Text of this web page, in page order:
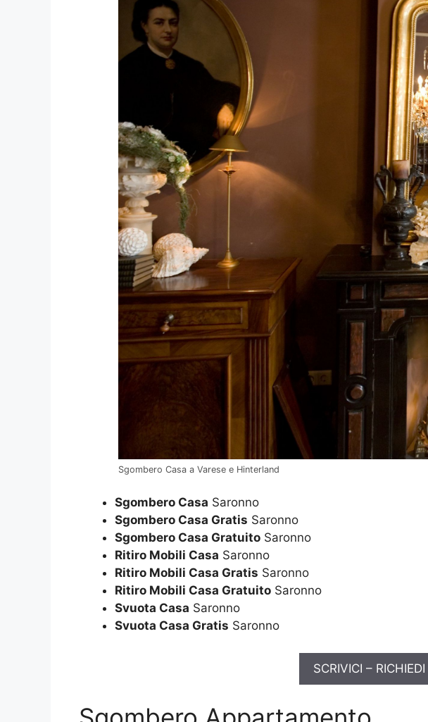
Sgombero Casa a Varese e Hinterland
Sgombero Casa Saronno
Sgombero Casa Gratis Saronno
Sgombero Casa Gratuito Saronno
Ritiro Mobili Casa Saronno
Ritiro Mobili Casa Gratis Saronno
Ritiro Mobili Casa Gratuito Saronno
Svuota Casa Saronno
Svuota Casa Gratis Saronno
SCRIVICI –